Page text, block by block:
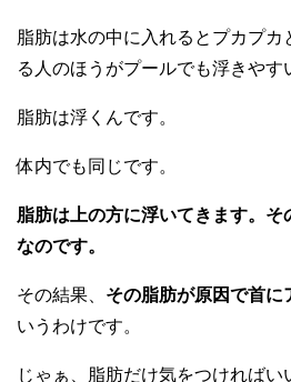
脂肪は水の中に入れるとプカプカ
る人のほうがプールでも浮きやす
脂肪は浮くんです。
体内でも同じです。
脂肪は上の方に浮いてきます。
なのです。
その結果、 その脂肪が原因で首に
いうわけです。
じゃぁ、脂肪だけ気をつければい